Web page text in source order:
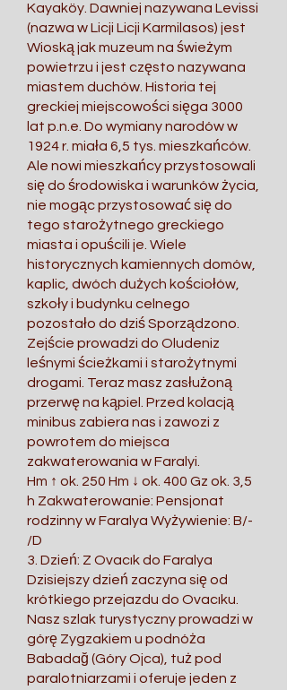
Kayaköy. Dawniej nazywana Levissi
(nazwa w Licji Licji Karmilasos) jest
Wioską jak muzeum na świeżym
powietrzu i jest często nazywana
miastem duchów. Historia tej
greckiej miejscowości sięga 3000
lat p.n.e. Do wymiany narodów w
1924 r. miała 6,5 tys. mieszkańców.
Ale nowi mieszkańcy przystosowali
się do środowiska i warunków życia,
nie mogąc przystosować się do
tego starożytnego greckiego
miasta i opuścili je. Wiele
historycznych kamiennych domów,
kaplic, dwóch dużych kościołów,
szkoły i budynku celnego
pozostało do dziś Sporządzono.
Zejście prowadzi do Oludeniz
leśnymi ścieżkami i starożytnymi
drogami. Teraz masz zasłużoną
przerwę na kąpiel. Przed kolacją
minibus zabiera nas i zawozi z
powrotem do miejsca
zakwaterowania w Faralyi.
Hm ↑ ok. 250 Hm ↓ ok. 400 Gz ok. 3,5
h Zakwaterowanie: Pensjonat
rodzinny w Faralya Wyżywienie: B/-
/D
3. Dzień: Z Ovacık do Faralya
Dzisiejszy dzień zaczyna się od
krótkiego przejazdu do Ovacıku.
Nasz szlak turystyczny prowadzi w
górę Zygzakiem u podnóża
Babadağ (Góry Ojca), tuż pod
paralotniarzami i oferuje jeden z